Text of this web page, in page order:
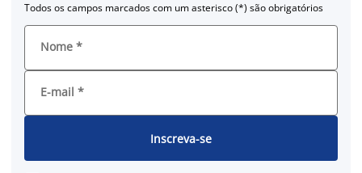
Todos os campos marcados com um asterisco (*) são obrigatórios
Nome *
E-mail *
Inscreva-se